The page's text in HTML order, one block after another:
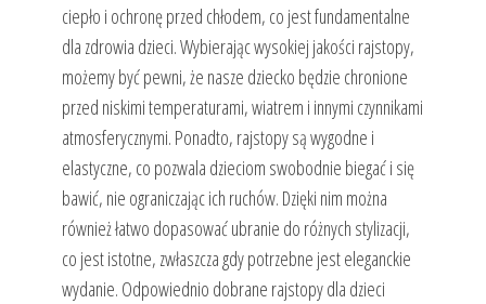
ciepło i ochronę przed chłodem, co jest fundamentalne
dla zdrowia dzieci. Wybierając wysokiej jakości rajstopy,
możemy być pewni, że nasze dziecko będzie chronione
przed niskimi temperaturami, wiatrem i innymi czynnikami
atmosferycznymi. Ponadto, rajstopy są wygodne i
elastyczne, co pozwala dzieciom swobodnie biegać i się
bawić, nie ograniczając ich ruchów. Dzięki nim można
również łatwo dopasować ubranie do różnych stylizacji,
co jest istotne, zwłaszcza gdy potrzebne jest eleganckie
wydanie. Odpowiednio dobrane rajstopy dla dzieci